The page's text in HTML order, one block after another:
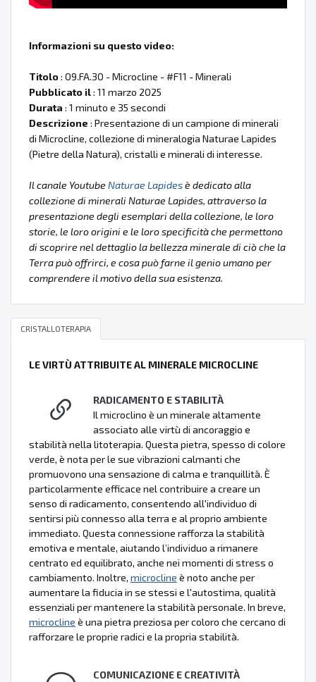
Informazioni su questo video:
Titolo: 09.FA.30 - Microcline - #F11 - Minerali
Pubblicato il: 11 marzo 2025
Durata : 1 minuto e 35 secondi
Descrizione : Presentazione di un campione di minerali
di Microcline, collezione di mineralogia Naturae Lapides
(Pietre della Natura), cristalli e minerali di interesse.
Il canale Youtube Naturae Lapidesè dedicato alla
collezione di minerali Naturae Lapides, attraverso la
presentazione degli esemplari della collezione, le loro
storie, le loro origini e le loro specificità che permettono
di scoprire nel dettaglio la bellezza minerale di ciò che la
Terra può offrirci, e cosa può farne il genio umano per
comprendere il motivo della sua esistenza.
CRISTALLOTERAPIA
LE VIRTÙ ATTRIBUITE AL MINERALE MICROCLINE
RADICAMENTO E STABILITÀ
Il microclino è un minerale altamente
associato alle virtù di ancoraggio e
stabilità nella litoterapia. Questa pietra, spesso di colore
verde, è nota per le sue vibrazioni calmanti che
promuovono una sensazione di calma e tranquillità. È
particolarmente efficace nel contribuire a creare un
senso di radicamento, consentendo all'individuo di
sentirsi più connesso alla terra e al proprio ambiente
immediato. Questa connessione rafforza la stabilità
emotiva e mentale, aiutando l’individuo a rimanere
centrato ed equilibrato, anche nei momenti di stress o
cambiamento. Inoltre, microcline è noto anche per
aumentare la fiducia in se stessi e l'autostima, qualità
essenziali per mantenere la stabilità personale. In breve,
microcline è una pietra preziosa per coloro che cercano di
rafforzare le proprie radici e la propria stabilità.
COMUNICAZIONE E CREATIVITÀ